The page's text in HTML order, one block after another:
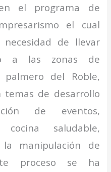
el programa de
el cual
de llevar
a las zonas de
palmero del Roble,
temas de desarrollo
de eventos,
cocina saludable,
manipulación de
proceso se ha